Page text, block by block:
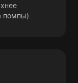
помпы).